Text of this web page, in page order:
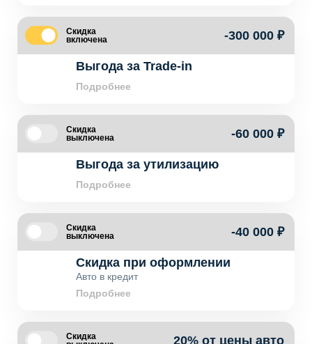
Скидка
включена
-300 000 ₽
Выгода за Trade-in
Подробнее
Скидка
выключена
-60 000 ₽
Выгода за утилизацию
Подробнее
Скидка
выключена
-40 000 ₽
Скидка при оформлении
Авто в кредит
Подробнее
Скидка
20% от цены авто